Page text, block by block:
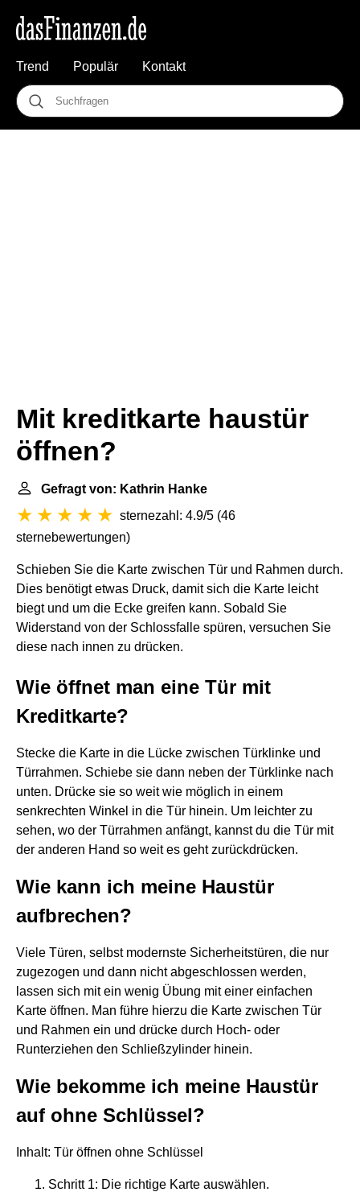
Trend Populär Kontakt
Mit kreditkarte haustür
öffnen?
Gefragt von: Kathrin Hanke
sternezahl: 4.9/5 (46
sternebewertungen)
Schieben Sie die Karte zwischen Tür und Rahmen durch.
Dies benötigt etwas Druck, damit sich die Karte leicht
biegt und um die Ecke greifen kann. Sobald Sie
Widerstand von der Schlossfalle spüren, versuchen Sie
diese nach innen zu drücken.
Wie öffnet man eine Tür mit
Kreditkarte?
Stecke die Karte in die Lücke zwischen Türklinke und
Türrahmen. Schiebe sie dann neben der Türklinke nach
unten. Drücke sie so weit wie möglich in einem
senkrechten Winkel in die Tür hinein. Um leichter zu
sehen, wo der Türrahmen anfängt, kannst du die Tür mit
der anderen Hand so weit es geht zurückdrücken.
Wie kann ich meine Haustür
aufbrechen?
Viele Türen, selbst modernste Sicherheitstüren, die nur
zugezogen und dann nicht abgeschlossen werden,
lassen sich mit ein wenig Übung mit einer einfachen
Karte öffnen. Man führe hierzu die Karte zwischen Tür
und Rahmen ein und drücke durch Hoch- oder
Runterziehen den Schließzylinder hinein.
Wie bekomme ich meine Haustür
auf ohne Schlüssel?
Inhalt: Tür öffnen ohne Schlüssel
Schritt 1: Die richtige Karte auswählen.